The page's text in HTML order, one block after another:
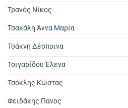
Τρανός Νίκος
Τσακάλη Άννα Μαρία
Τσάκνη Δέσποινα
Τσιγαρίδου Έλενα
Τσόκλης Κώστας
Φειδάκης Πάνος